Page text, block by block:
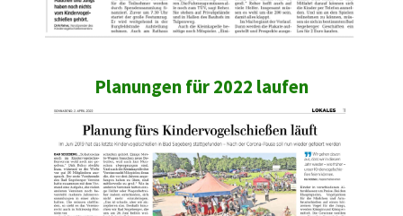
Planungen für 2022 laufen